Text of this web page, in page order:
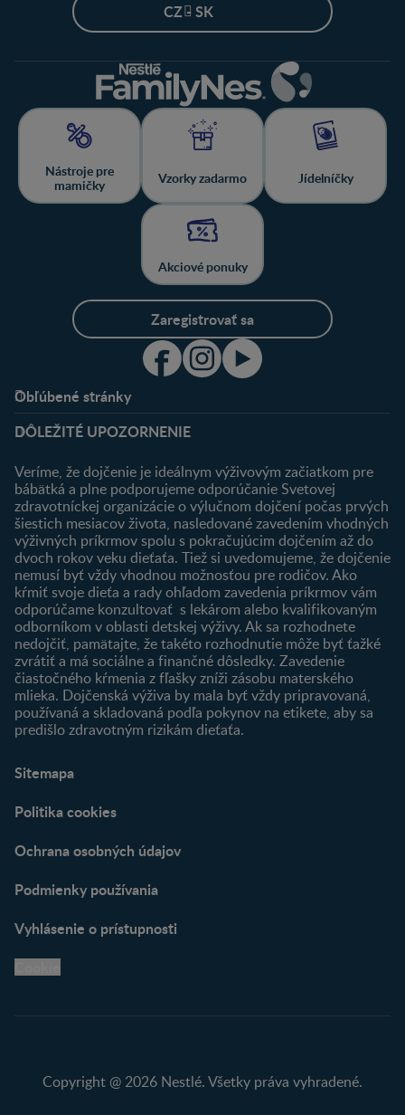
CZ - SK
Nástroje pre
mamičky
Vzorky zadarmo Jídelníčky
Akciové ponuky
Zaregistrovať sa
Obľúbené stránky
Výhody členstva
Môj účet
Registrácia
Newsletter
Prihlásenie
Produkty
Nájsť produkt
DÔLEŽITÉ UPOZORNENIE
Veríme, že dojčenie je ideálnym výživovým začiatkom pre
bábätká a plne podporujeme odporúčanie Svetovej
zdravotníckej organizácie o výlučnom dojčení počas prvých
šiestich mesiacov života, nasledované zavedením vhodných
výživných príkrmov spolu s pokračujúcim dojčením až do
dvoch rokov veku dieťaťa. Tiež si uvedomujeme, že dojčenie
nemusí byť vždy vhodnou možnosťou pre rodičov. Ako
kŕmiť svoje dieťa a rady ohľadom zavedenia príkrmov vám
odporúčame konzultovať s lekárom alebo kvalifikovaným
odborníkom v oblasti detskej výživy. Ak sa rozhodnete
nedojčiť, pamätajte, že takéto rozhodnutie môže byť ťažké
zvrátiť a má sociálne a finančné dôsledky. Zavedenie
čiastočného kŕmenia z fľašky zníži zásobu materského
mlieka. Dojčenská výživa by mala byť vždy pripravovaná,
používaná a skladovaná podľa pokynov na etikete, aby sa
predišlo zdravotným rizikám dieťaťa.
Sitemapa
Politika cookies
Ochrana osobných údajov
Podmienky používania
Vyhlásenie o prístupnosti
Copyright @ 2026 Nestlé. Všetky práva vyhradené.